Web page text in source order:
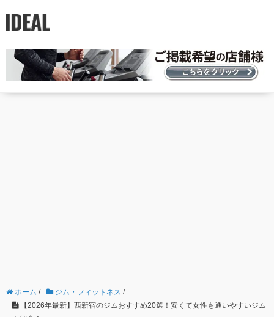
ホーム / ジム・フィットネス /
【2026年最新】西新宿のジムおすすめ20選！安くて女性も通いやすいジム